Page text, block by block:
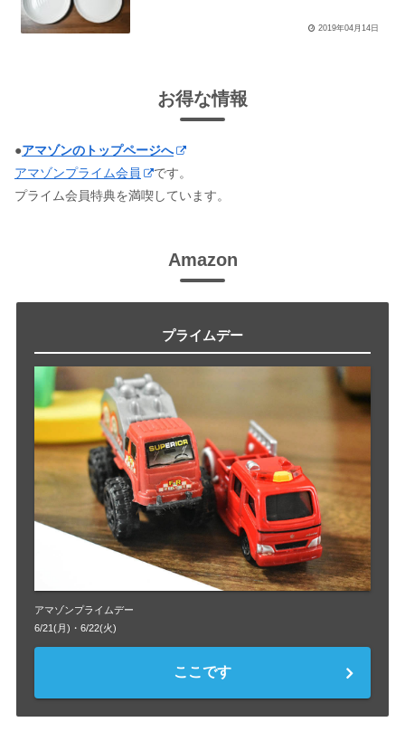
2019年04月14日
お得な情報
●アマゾンのトップページへ
アマゾンプライム会員
です。
プライム会員特典を満喫しています。
Amazon
プライムデー
アマゾンプライムデー
6/21(月)・6/22(火)
ここです